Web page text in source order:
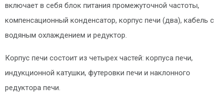
включает в себя блок питания промежуточной частоты,
компенсационный конденсатор, корпус печи (два), кабель с
водяным охлаждением и редуктор.
Корпус печи состоит из четырех частей: корпуса печи,
индукционной катушки, футеровки печи и наклонного
редуктора печи.